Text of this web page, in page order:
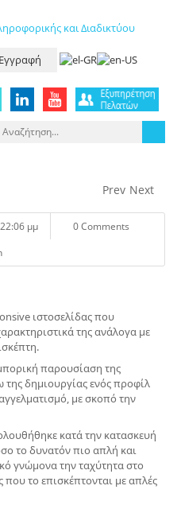
Εγγραφή
Prev Next
μμ
0 Comments
ιστοσελίδας που
της ανάλογα με
παρουσίαση της
της δημιουργίας ενός προφίλ
με σκοπό την
κατά την κατασκευή
το δυνατόν πιο απλή και
γνώμονα την ταχύτητα στο
το επισκέπτονται με απλές